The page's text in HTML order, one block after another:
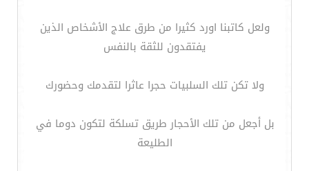
ولعل كاتبنا اورد كثيرا من طرق علاج الأشخاص الذين
يفتقدون للثقة بالنفس
ولا تكن تلك السلبيات حجرا عاثرا لتقدمك وحضورك
بل أجعل من تلك الأحجار طريق تسلكة لتكون دوما في
الطليعة